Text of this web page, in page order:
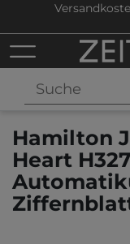
Hamilton
Heart